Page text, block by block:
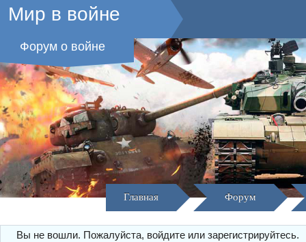
Мир в войне
Форум о войне
Главная Форум
Вы не вошли. Пожалуйста, войдите или зарегистрируйтесь.